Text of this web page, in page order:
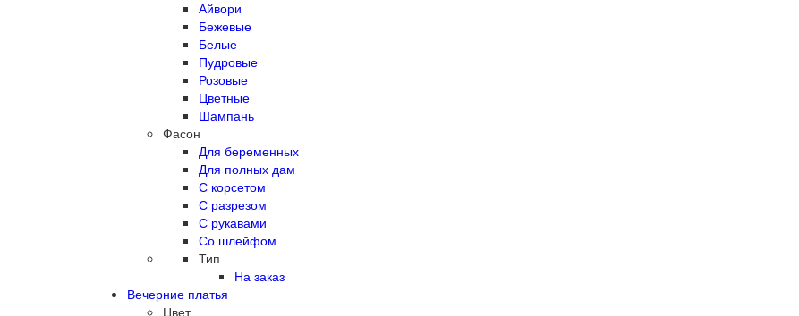
Айвори
Бежевые
Белые
Пудровые
Розовые
Цветные
Шампань
Фасон
Для беременных
Для полных дам
С корсетом
С разрезом
С рукавами
Со шлейфом
Тип
На заказ
Вечерние платья
Цвет